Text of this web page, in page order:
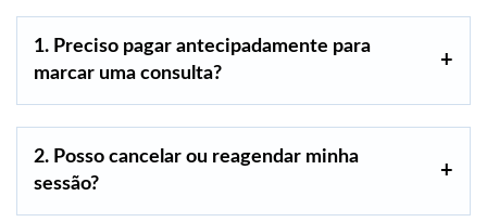
1. Preciso pagar antecipadamente para
marcar uma consulta?
2. Posso cancelar ou reagendar minha
sessão?